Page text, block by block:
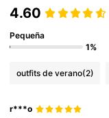
4.60
Pequeña
1%
outfits de verano(2)
r***o